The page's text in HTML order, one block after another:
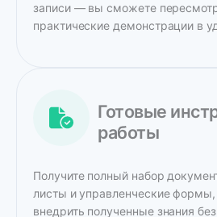
записи — вы сможете
практические демонстрации в
Готовые
работы
Получите полный набор
листы и управленческие формы,
внедрить полученные знания